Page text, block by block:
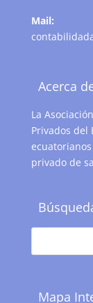
Mail:
Acerca
La
Privados del
privado de
Mapa